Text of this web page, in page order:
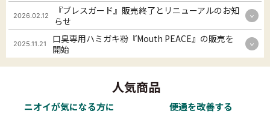
2026.02.12
『ブレスガード』販売終了とリニューアルのお知
らせ
2025.11.21
口臭専用ハミガキ粉『Mouth PEACE』の販売を
開始
人気商品
ニオイが気になる方に 便通を改善する